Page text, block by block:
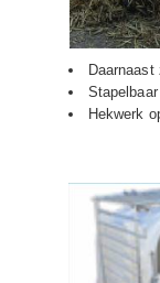
Stapelbaar
Hekwerk